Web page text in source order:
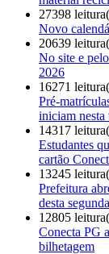
27398
Novo
20639
No site e
2026
16271
Pré-
iniciam nesta
14317
Estudantes
cartão
13245
Prefeitura
desta segunda
12805
Conecta PG
bilhetagem